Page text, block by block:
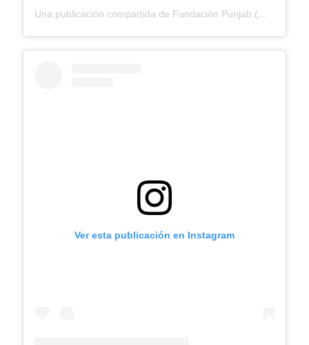
Una publicación compartida de Fundación Punjab (@fundacionpunjab)
Ver esta publicación en Instagram